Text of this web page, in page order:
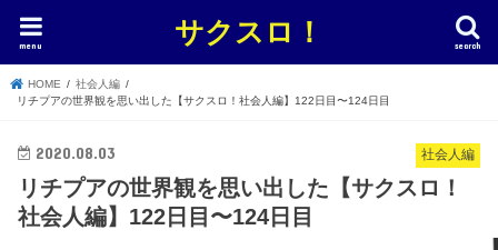
サクスロ！ search
menu
HOME
社会人編
リチプアの世界観を思い出した【サクスロ！社会人編】122日目〜124日目
社会人編
2020.08.03
リチプアの世界観を思い出した【サクスロ！
社会人編】122日目〜124日目